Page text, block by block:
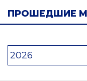
ПРОШЕДШИЕ